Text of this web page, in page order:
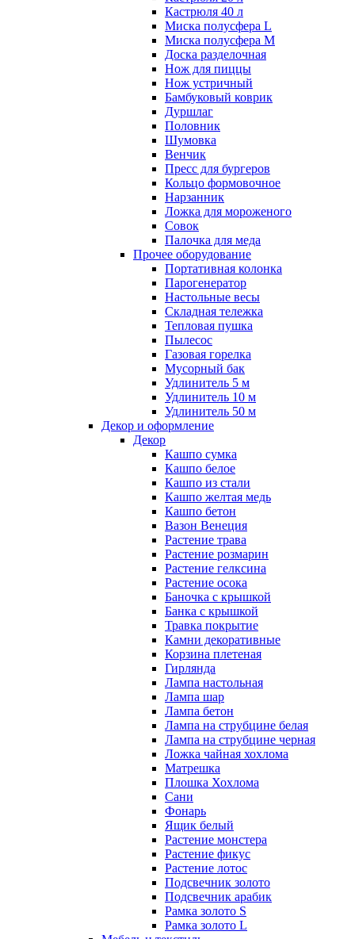
Кастрюля 40 л
Миска полусфера L
Миска полусфера M
Доска разделочная
Нож для пиццы
Нож устричный
Бамбуковый коврик
Дуршлаг
Половник
Шумовка
Венчик
Пресс для бургеров
Кольцо формовочное
Нарзанник
Ложка для мороженого
Совок
Палочка для меда
Прочее оборудование
Портативная колонка
Парогенератор
Настольные весы
Складная тележка
Тепловая пушка
Пылесос
Газовая горелка
Мусорный бак
Удлинитель 5 м
Удлинитель 10 м
Удлинитель 50 м
Декор и оформление
Декор
Кашпо сумка
Кашпо белое
Кашпо из стали
Кашпо желтая медь
Кашпо бетон
Вазон Венеция
Растение трава
Растение розмарин
Растение гелксина
Растение осока
Баночка с крышкой
Банка с крышкой
Травка покрытие
Камни декоративные
Корзина плетеная
Гирлянда
Лампа настольная
Лампа шар
Лампа бетон
Лампа на струбцине белая
Лампа на струбцине черная
Ложка чайная хохлома
Матрешка
Плошка Хохлома
Сани
Фонарь
Ящик белый
Растение монстера
Растение фикус
Растение лотос
Подсвечник золото
Подсвечник арабик
Рамка золото S
Рамка золото L